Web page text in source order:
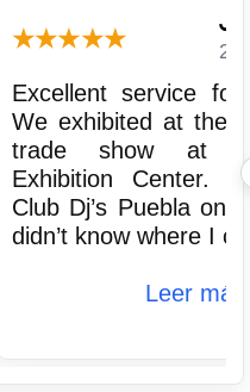
★★★★★
Excellent service for
We exhibited at the
trade show at
Exhibition Center. I
Club Dj’s Puebla
didn’t know where I
Leer más